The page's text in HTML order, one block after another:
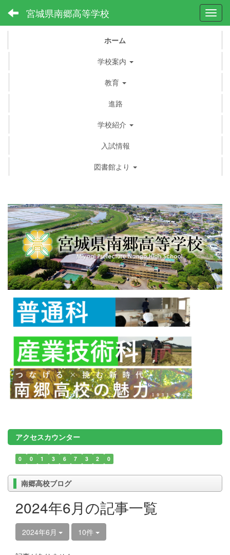
宮城県南郷高等学校
ホーム
学校案内
教育
進路
学校紹介
入試情報
図書館より
アクセスカウンター
0 0 1 3 6 7 3 2 0
南郷高校ブログ
2024年6月の記事一覧
2024年6月 10件